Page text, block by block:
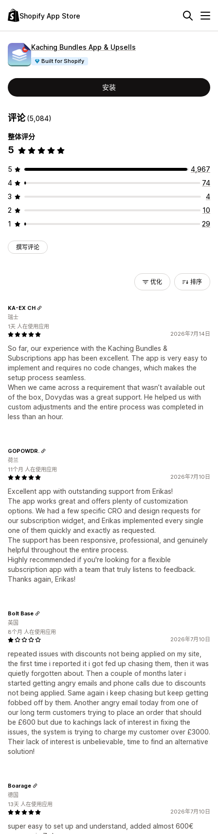
Shopify App Store
Kaching Bundles App & Upsells
Built for Shopify
安装
评论(5,084)
整体评分
5
5
4,967
4
74
3
4
2
10
1
29
撰写评论
优化 排序
2026年7月14日
So far, our experience with the Kaching Bundles &
Subscriptions app has been excellent. The app is very easy to
implement and requires no code changes, which makes the
setup process seamless.
When we came across a requirement that wasn’t available out
of the box, Dovydas was a great support. He helped us with
custom adjustments and the entire process was completed in
less than an hour.
KA-EX CH
瑞士
1天 人在使用应用
2026年7月10日
Excellent app with outstanding support from Erikas!
The app works great and offers plenty of customization
options. We had a few specific CRO and design requests for
our subscription widget, and Erikas implemented every single
one of them quickly and exactly as requested.
The support has been responsive, professional, and genuinely
helpful throughout the entire process.
Highly recommended if you're looking for a flexible
subscription app with a team that truly listens to feedback.
Thanks again, Erikas!
GOPOWDR.
荷兰
11个月 人在使用应用
2026年7月10日
repeated issues with discounts not being applied on my site,
the first time i reported it i got fed up chasing them, then it was
quietly forgotten about. Then a couple of months later i
started getting angry emails and phone calls due to discounts
not being applied. Same again i keep chasing but keep getting
fobbed off by them. Another angry email today from one of
our long term customers trying to place an order that should
be £600 but due to kachings lack of interest in fixing the
issues, the system is trying to charge my customer over £3000.
Their lack of interest is unbelievable, time to find an alternative
solution!
Bolt Base
英国
8个月 人在使用应用
2026年7月10日
super easy to set up and understand, added almost 600€
Boarage
德国
13天 人在使用应用